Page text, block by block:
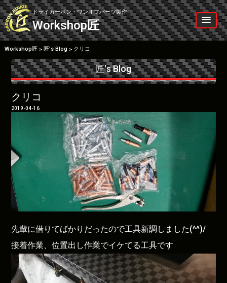
Skip
to
content
ドライカーボン・ワンオフパーツ製作
Workshop匠
Workshop匠> 匠’s Blog > クリコ
匠's Blog
クリコ
2019-04-16
先輩に借りてばかりだったので工具新調しました(^^)/
接着作業、位置出し作業でイケてる工具です